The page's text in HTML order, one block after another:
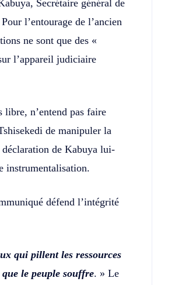
Secrétaire général de
l’entourage de l’ancien
ne sont que des «
l’appareil judiciaire
libre, n’entend pas faire
de manipuler la
de Kabuya lui-
instrumentalisation.
défend l’intégrité
qui pillent les ressources
le peuple souffre. » Le